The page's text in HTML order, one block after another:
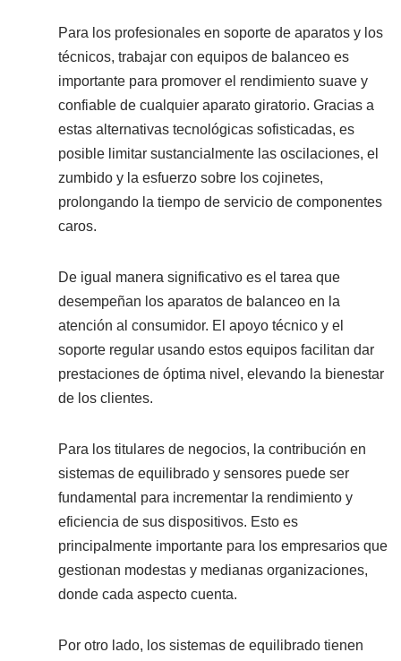
Para los profesionales en soporte de aparatos y los
técnicos, trabajar con equipos de balanceo es
importante para promover el rendimiento suave y
confiable de cualquier aparato giratorio. Gracias a
estas alternativas tecnológicas sofisticadas, es
posible limitar sustancialmente las oscilaciones, el
zumbido y la esfuerzo sobre los cojinetes,
prolongando la tiempo de servicio de componentes
caros.
De igual manera significativo es el tarea que
desempeñan los aparatos de balanceo en la
atención al consumidor. El apoyo técnico y el
soporte regular usando estos equipos facilitan dar
prestaciones de óptima nivel, elevando la bienestar
de los clientes.
Para los titulares de negocios, la contribución en
sistemas de equilibrado y sensores puede ser
fundamental para incrementar la rendimiento y
eficiencia de sus dispositivos. Esto es
principalmente importante para los empresarios que
gestionan modestas y medianas organizaciones,
donde cada aspecto cuenta.
Por otro lado, los sistemas de equilibrado tienen